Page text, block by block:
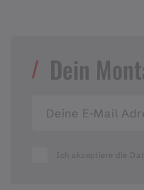
Dein
Ich akzeptiere die